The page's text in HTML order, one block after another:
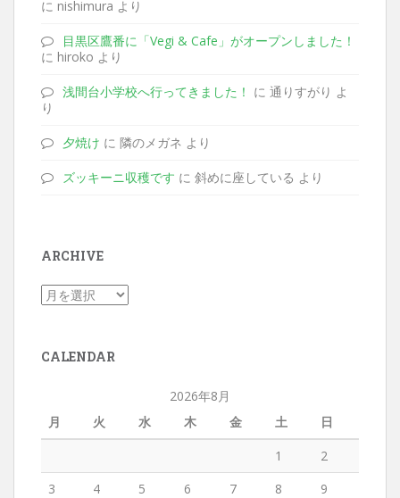
に nishimura より
目黒区鷹番に「Vegi & Cafe」がオープンしました！
に hiroko より
浅間台小学校へ行ってきました！ に 通りすがり よ
り
夕焼け に 隣のメガネ より
ズッキーニ収穫です に 斜めに座している より
ARCHIVE
CALENDAR
2026年8月
月
火 水 木 金 土 日
1
2
3
4 5 6 7 8
9